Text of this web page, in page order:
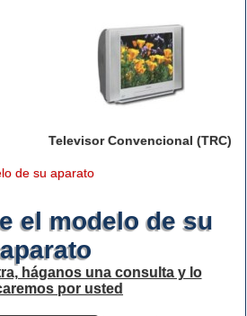
Televisor Convencional (TRC)
de su aparato
el modelo de su
aparato
háganos una consulta y lo
por usted